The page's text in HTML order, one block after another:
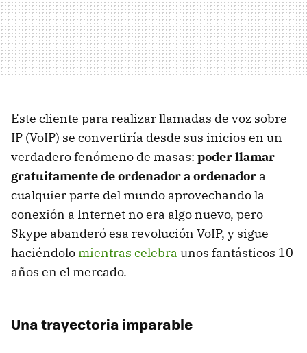
Este cliente para realizar llamadas de voz sobre
IP (VoIP) se convertiría desde sus inicios en un
verdadero fenómeno de masas: poder llamar
gratuitamente de ordenador a ordenador a
cualquier parte del mundo aprovechando la
conexión a Internet no era algo nuevo, pero
Skype abanderó esa revolución VoIP, y sigue
haciéndolomientras celebra unos fantásticos 10
años en el mercado.
Una trayectoria imparable